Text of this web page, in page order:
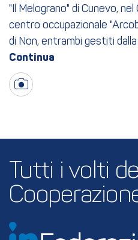
"Il Melograno" di Cunevo,
centro occupazionale
di Non, entrambi gestiti
Tutti i volti